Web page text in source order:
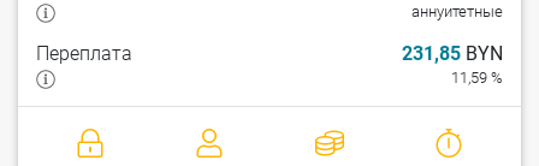
аннуитетные
Переплата 231,85 BYN
11,59 %